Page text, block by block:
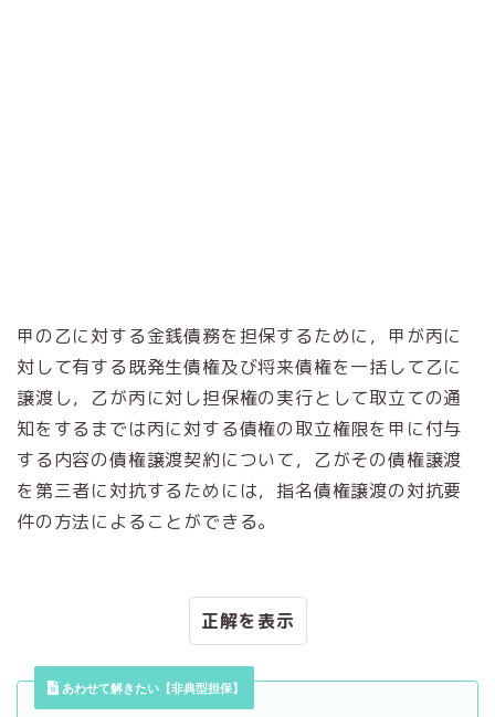
甲の乙に対する金銭債務を担保するために，甲が丙に
対して有する既発生債権及び将来債権を一括して乙に
譲渡し，乙が丙に対し担保権の実行として取立ての通
知をするまでは丙に対する債権の取立権限を甲に付与
する内容の債権譲渡契約について，乙がその債権譲渡
を第三者に対抗するためには，指名債権譲渡の対抗要
件の方法によることができる。
正解
あわせて解きたい【非典型担保】